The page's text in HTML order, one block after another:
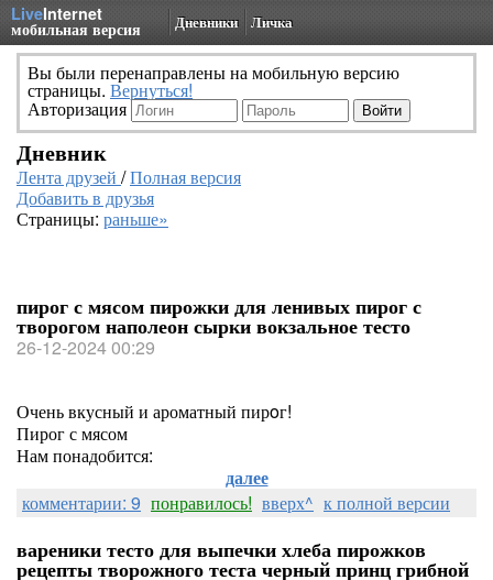
LiveInternet
мобильная версия Дневники Личка
Вы были перенаправлены на мобильную версию
страницы. Вернуться!
Авторизация
Дневник
Лента друзей /Полная версия
Добавить в друзья
Страницы: раньше»
пирог с мясом пирожки для ленивых пирог с
творогом наполеон сырки вокзальное тесто
26-12-2024 00:29
Очень вкусный и ароматный пирoг!
Пирог с мясом
Нам понадобится:
далее
комментарии: 9 понравилось! вверх^ к полной версии
вареники тесто для выпечки хлеба пирожков
рецепты творожного теста черный принц грибной